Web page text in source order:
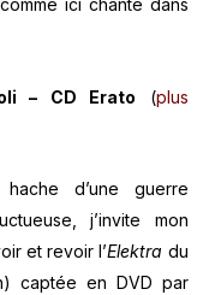
ici chanté dans
– CD Erato (plus
d’une guerre
j’invite mon
et revoir l’Elektra du
captée en DVD par